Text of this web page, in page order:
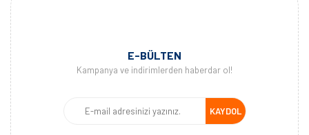
E-BÜLTEN
Kampanya ve indirimlerden haberdar ol!
KAYDOL